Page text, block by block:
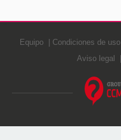
Equipo Condiciones de uso
Aviso legal